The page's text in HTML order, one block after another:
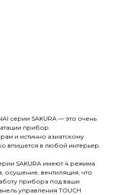
серии SAKURA — это очень
прибор.
и истинно азиатскому
впишется в любой интерьер.
SAKURA имеют 4 режима
осушение, вентиляция, что
прибора под ваши
управления TOUCH